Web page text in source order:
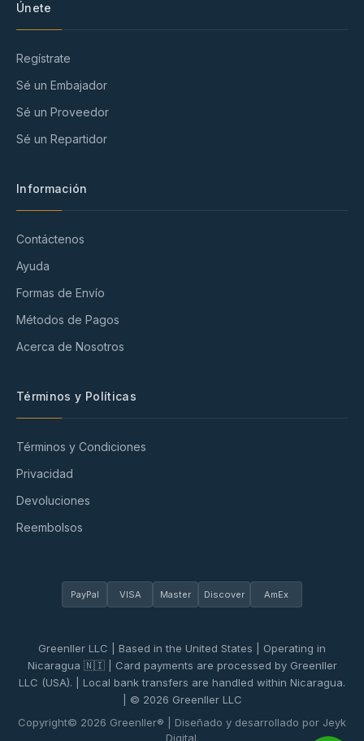
Únete
Regístrate
Sé un Embajador
Sé un Proveedor
Sé un Repartidor
Información
Contáctenos
Ayuda
Formas de Envío
Métodos de Pagos
Acerca de Nosotros
Términos y Políticas
Términos y Condiciones
Privacidad
Devoluciones
Reembolsos
PayPal VISA Master Discover AmEx
Greenller LLC | Based in the United States | Operating in
Nicaragua 🇳🇮 | Card payments are processed by Greenller
LLC (USA). | Local bank transfers are handled within Nicaragua.
| © 2026 Greenller LLC
Copyright© 2026 Greenller® | Diseñado y desarrollado por Jeyk
Digital.